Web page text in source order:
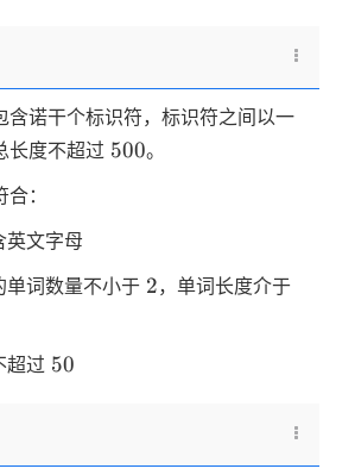
含诺干个标识符，标识符之间以一
长度不超过 500
500。
：
英文字母
单词数量不小于 2
2，单词长度介于
超过 50
50